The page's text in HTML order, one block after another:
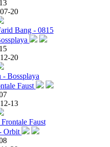
20
Bang - 0815
20
- Bossplaya
13
Faust